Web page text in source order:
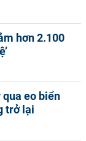
hơn 2.100
eo biển
trở lại